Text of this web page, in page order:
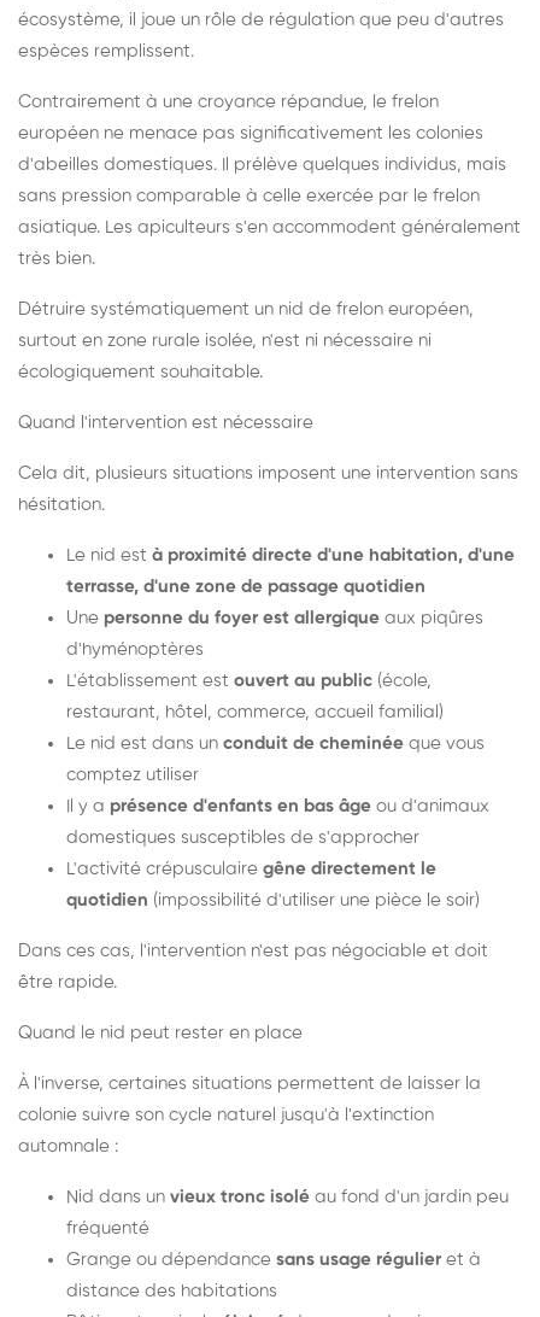
écosystème, il joue un rôle de régulation que peu d'autres
espèces remplissent.
Contrairement à une croyance répandue, le frelon
européen ne menace pas significativement les colonies
d'abeilles domestiques. Il prélève quelques individus, mais
sans pression comparable à celle exercée par le frelon
asiatique. Les apiculteurs s'en accommodent généralement
très bien.
Détruire systématiquement un nid de frelon européen,
surtout en zone rurale isolée, n'est ni nécessaire ni
écologiquement souhaitable.
Quand l'intervention est nécessaire
Cela dit, plusieurs situations imposent une intervention sans
hésitation.
Le nid est à proximité directe d'une habitation, d'une
terrasse, d'une zone de passage quotidien
Une personne du foyer est allergique aux piqûres
d'hyménoptères
L'établissement est ouvert au public (école,
restaurant, hôtel, commerce, accueil familial)
Le nid est dans un conduit de cheminée que vous
comptez utiliser
Il y a présence d'enfants en bas âge ou d'animaux
domestiques susceptibles de s'approcher
L'activité crépusculaire gêne directement le
quotidien (impossibilité d'utiliser une pièce le soir)
Dans ces cas, l'intervention n'est pas négociable et doit
être rapide.
Quand le nid peut rester en place
À l'inverse, certaines situations permettent de laisser la
colonie suivre son cycle naturel jusqu'à l'extinction
automnale :
Nid dans un vieux tronc isolé au fond d'un jardin peu
fréquenté
Grange ou dépendance sans usage régulier et à
distance des habitations